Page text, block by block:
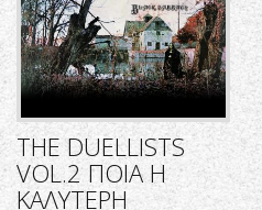
THE DUELLISTS
VOL.2 ΠΟΙΑ Η
ΚΑΛΥΤΕΡΗ